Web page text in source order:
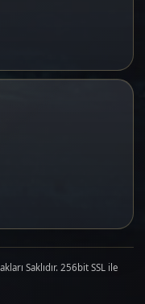
Saklıdır. 256bit SSL ile